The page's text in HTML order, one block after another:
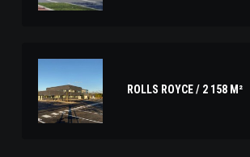
ROLLS ROYCE / 2 158 M²